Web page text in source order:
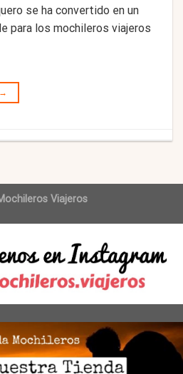
se ha convertido en un
para los mochileros viajeros
→
Viajeros